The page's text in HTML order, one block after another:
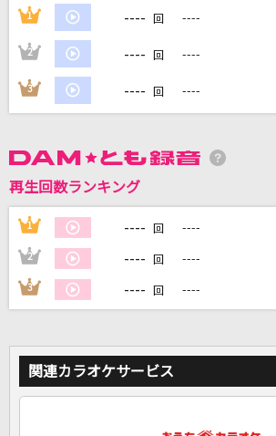
カラオケ最新情報をチェック！
1 ---- 回 ----
2 ---- 回 ----
3 ---- 回 ----
再生回数ランキング
1 ---- 回 ----
2 ---- 回 ----
3 ---- 回 ----
関連カラオケサービス